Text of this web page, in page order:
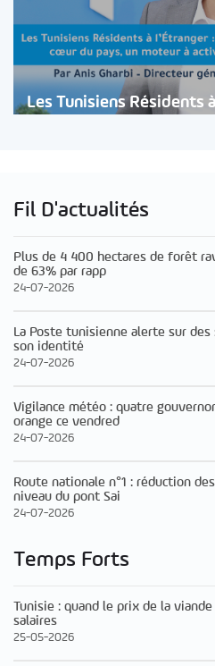
Les Tunisiens Résidents
Fil D'actualités
Plus de 4 400 hectares de forêt
de 63% par rapp
24-07-2026
La Poste tunisienne alerte sur
son identité
24-07-2026
Vigilance météo : quatre
orange ce vendred
24-07-2026
Route nationale n°1 : réduction
niveau du pont Sai
24-07-2026
Temps Forts
Tunisie : quand le prix de la
salaires
25-05-2026